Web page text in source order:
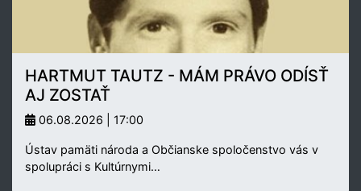
HARTMUT TAUTZ - MÁM PRÁVO ODÍSŤ
AJ ZOSTAŤ
06.08.2026 | 17:00
Ústav pamäti národa a Občianske spoločenstvo vás v
spolupráci s Kultúrnymi…